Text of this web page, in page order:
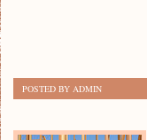
POSTED BY ADMIN